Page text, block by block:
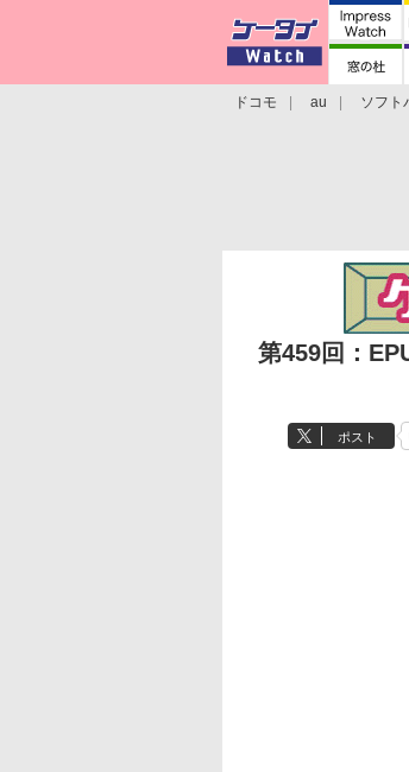
ドコモ au ソフト
第459回：
ポスト